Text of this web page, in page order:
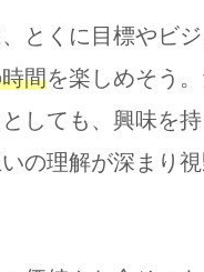
とくに目標やビ
間を楽しめそう
しても、興味を
の理解が深まり